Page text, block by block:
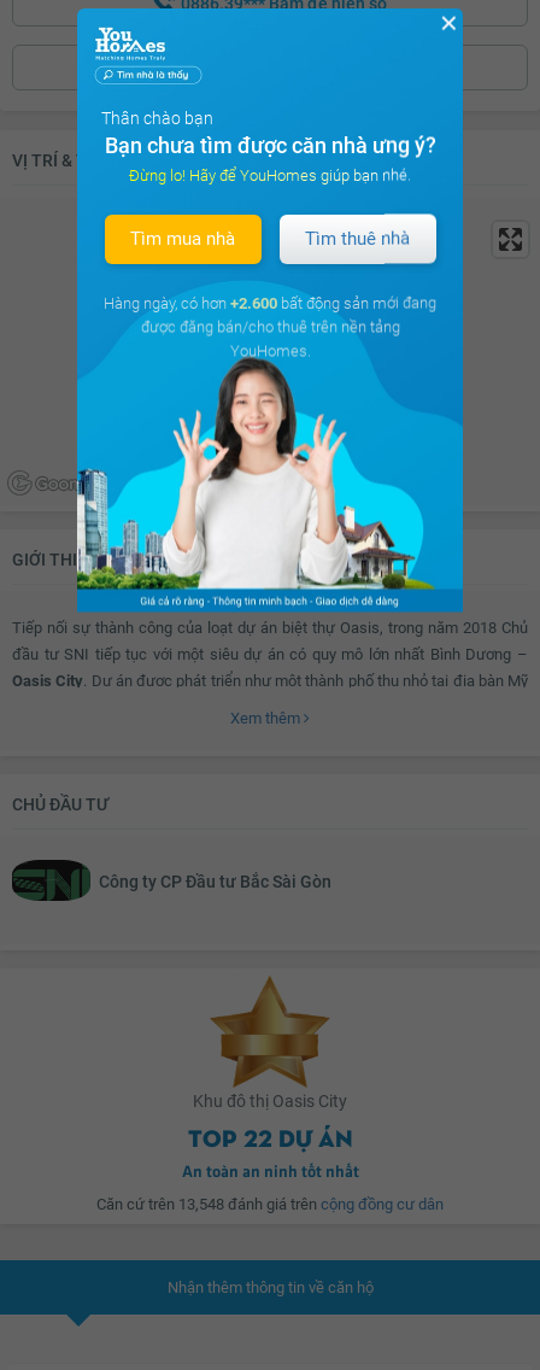
ĐẶT LỊCH XEM NHÀ
VỊ TRÍ & TIỆN ÍCH KHU VỰC XUNG QUANH
GIỚI THIỆU VỀ DỰ ÁN KHU ĐÔ THỊ OASIS CITY
Tiếp nối sự thành công của loạt dự án biệt thự Oasis, trong năm 2018 Chủ
đầu tư SNI tiếp tục với một siêu dự án có quy mô lớn nhất Bình Dương –
Oasis City . Dự án được phát triển như một thành phố thu nhỏ tại địa bàn Mỹ
được kết nối trực tiếp với nhiều trục đường chính nhưu Vành Đai 4, Quốc lộ
13, Quốc lộ 14,...) giúp cư dân dễ dàng đi TP.HCM, Củ Chi, Sân bay Long
việc và an sinh của dư dân tại Oasis City Bình Dương.
Oasis City được bao bọc bởi hai dòng sông Thị Tính và Bình Minh với không
gian xanh mát và khí hậu mát mẻ giúp cư dân hưởng trọn cuộc sống xanh và
gần gũi với thiên nhiên. Bên cạnh đó, dự án còn sở hữu hệ thống tiện ích
ngoại khu cực kỳ đa dạng khi liền kề ngay Trường ĐH Quốc Tế Việt Đức,
Trường ĐH Quốc tế Thủ Dầu Một, trường Mẫu giáo Bến Cát, gần Vinmart và
Oasis City là dự án khu phức hợp đón đầu xu hướng trung tâm đô thị mới với
mô hình sinh thái vượt trội kết hợp phong cách sống hiện đại, đem lại cuộc
sống tràn đầy khí lực và tài vận cho cộng đồng cư dân khi sinh sống tại đây.
Xem thêm
CHỦ ĐẦU TƯ
Công ty CP Đầu tư Bắc Sài Gòn
Khu đô thị Oasis City
Top 22 dự án
An toàn an ninh tốt nhất
Căn cứ trên 13,548 đánh giá trên cộng đồng cư dân
Nhận thêm thông tin về căn hộ
✕
Thân chào bạn
Bạn chưa tìm được căn nhà ưng ý?
Đừng lo! Hãy để YouHomes giúp bạn nhé.
Tìm mua nhà Tìm thuê nhà
Hàng ngày, có hơn +2.600 bất động sản mới đang
được đăng bán/cho thuê trên nền tảng
YouHomes.